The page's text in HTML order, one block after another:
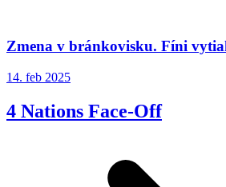
Zmena v bránkovisku. Fíni
14. feb 2025
4 Nations Face-Off